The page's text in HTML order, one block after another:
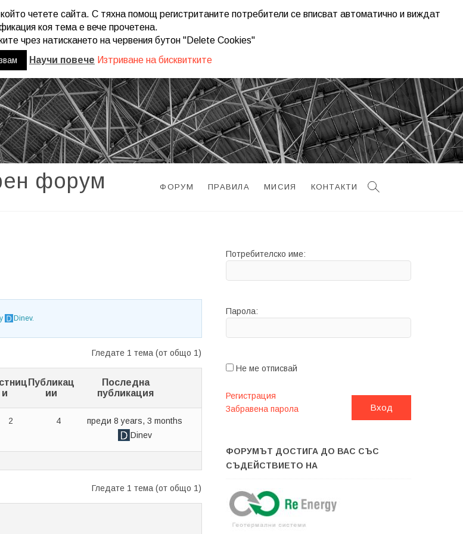
2"? in/home/web/engineers.bg/wp-content/plugins/seo-ultimate/modules/class.su-module.phpon line
форум ФОРУМ ПРАВИЛА МИСИЯ КОНТАКТИ
Dinev.
Гледате 1 тема (от общо 1)
и
Публикац
ии
Последна
публикация
2 4
преди 8 years, 3 months
Dinev
Гледате 1 тема (от общо 1)
Потребителско име:
Парола:
Не ме отписвай
Вход
Регистрация
Забравена парола
ФОРУМЪТ ДОСТИГА ДО ВАС СЪС
СЪДЕЙСТВИЕТО НА
четете сайта. С тяхна помощ регистританите потребители се вписват автоматично и виждат
коя тема е вече прочетена.
чрез натискането на червения бутон "Delete Cookies"
Научи повече Изтриване на бисквитките